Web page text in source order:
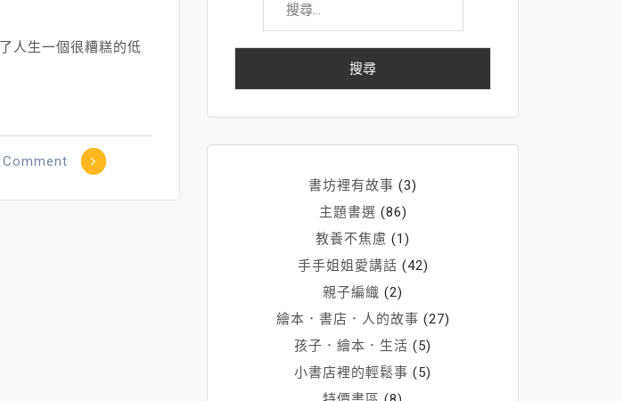
人生一個很糟糕的低
on
關
書坊裡有故事 (3)
主題書選 (86)
教養不焦慮 (1)
手手姐姐愛講話 (42)
親子編織 (2)
繪本．書店．人的故事 (27)
孩子．繪本．生活 (5)
小書店裡的輕鬆事 (5)